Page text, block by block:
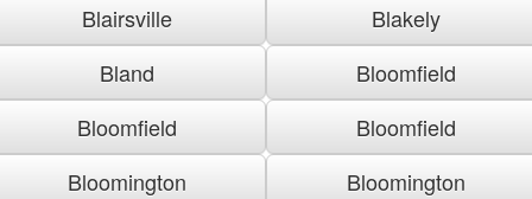
Blairsville
Blakely
Bland
Bloomfield
Bloomfield
Bloomfield
Bloomington
Bloomington